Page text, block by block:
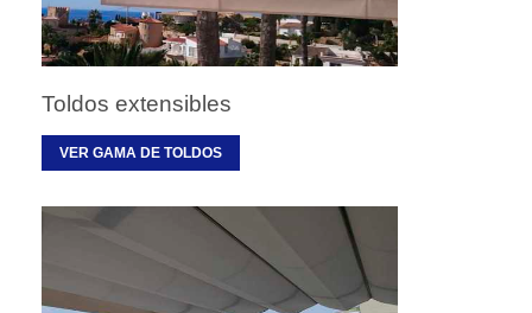
Toldos extensibles
VER GAMA DE TOLDOS